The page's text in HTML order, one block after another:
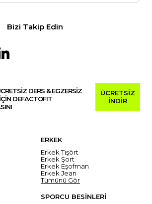
Bizi Takip Edin
DERS & EGZERSİZ
DEFACTOFIT
ÜCRETSİZ
İNDİR
ERKEK
Erkek Tişört
Erkek Şort
Erkek Eşofman
Erkek Jean
Tümünü Gör
SPORCU BESİNLERİ